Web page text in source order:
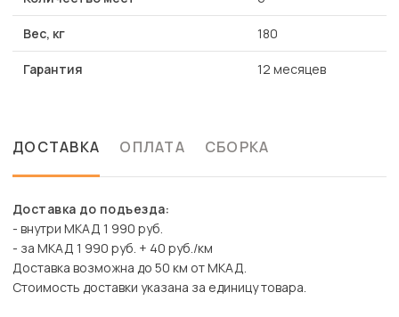
Вес, кг 180
Гарантия 12 месяцев
ДОСТАВКА ОПЛАТА СБОРКА
Доставка до подъезда:
- внутри МКАД 1 990 руб.
- за МКАД 1 990 руб. + 40 руб./км
Доставка возможна до 50 км от МКАД.
Стоимость доставки указана за единицу товара.